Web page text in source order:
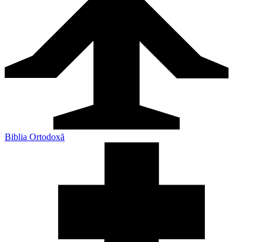
Biblia Ortodoxă